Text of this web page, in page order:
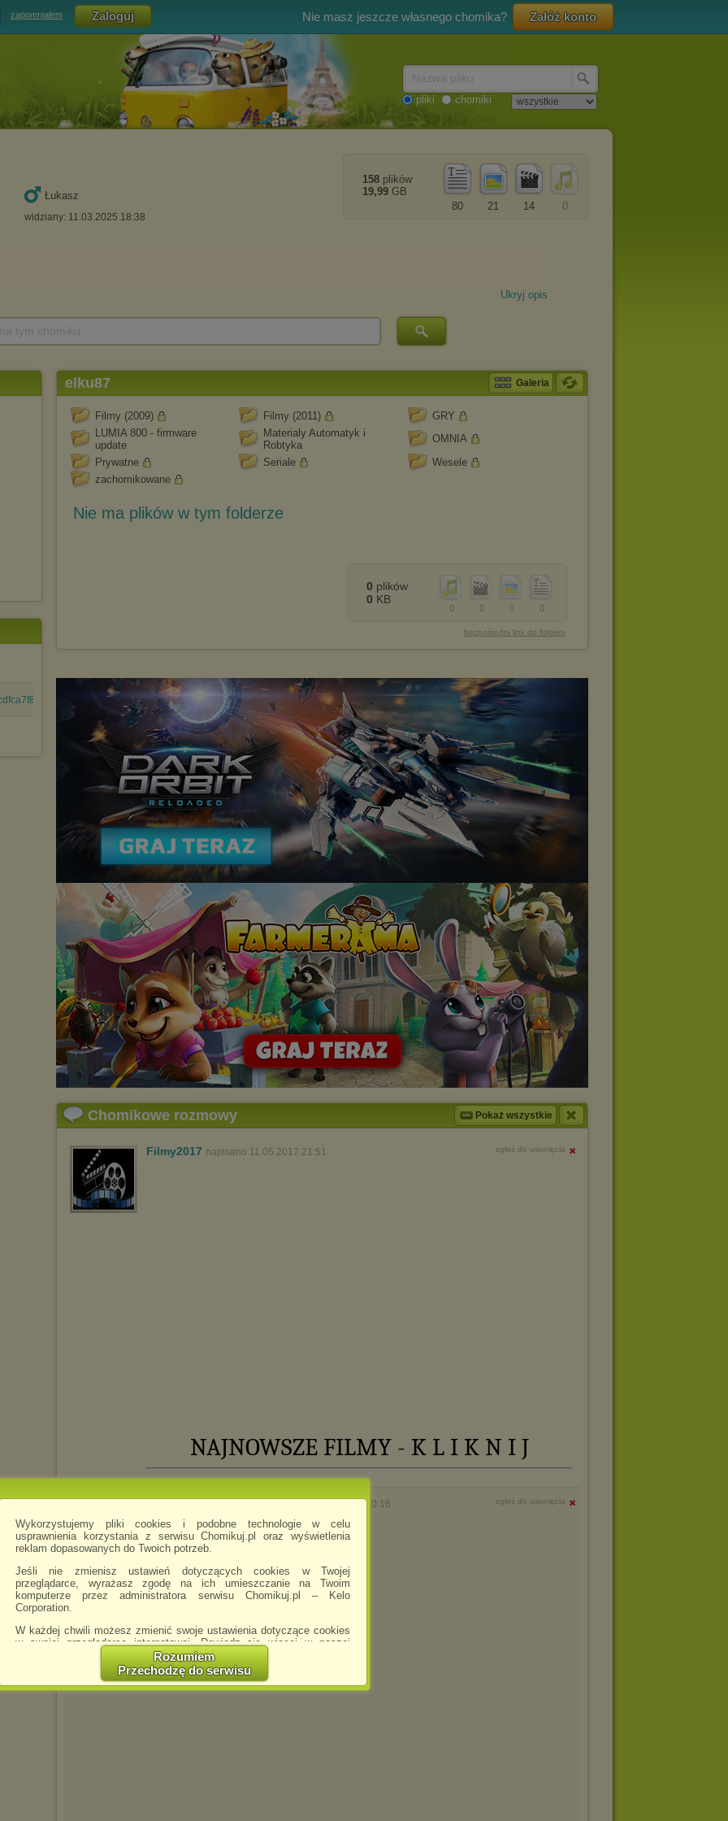
Wykorzystujemy pliki cookies i podobne technologie w celu
usprawnienia korzystania z serwisu Chomikuj.pl oraz wyświetlenia
reklam dopasowanych do Twoich potrzeb.
Jeśli nie zmienisz ustawień dotyczących cookies w Twojej
przeglądarce, wyrażasz zgodę na ich umieszczanie na Twoim
komputerze przez administratora serwisu Chomikuj.pl – Kelo
Corporation.
W każdej chwili możesz zmienić swoje ustawienia dotyczące cookies
w swojej przeglądarce internetowej. Dowiedz się więcej w naszej
http://chomikuj.pl/PolitykaPrywatnosci.aspx
Jednocześnie informujemy że zmiana ustawień przeglądarki może
spowodować ograniczenie korzystania ze strony Chomikuj.pl.
Rozumiem
Przechodzę do serwisu
zapomniałem Nie masz jeszcze własnego chomika? Załóż konto
pliki chomiki
Łukasz
widziany: 11.03.2025 18:38
0
14
21
80
158 plików
19,99 GB
Ukryj opis
elku87 Galeria
Filmy (2009) Filmy (2011)
GRY
LUMIA 800 - firmware
update
Materialy Automatyk i
Robtyka
OMNIA
Prywatne
Seriale
Wesele
zachomikowane
Nie ma plików w tym folderze
0
0
0
0
0 plików
0 KB
bezpośredni link do folderu
Chomikowe rozmowy Pokaż wszystkie
Filmy2017 napisano 11.05.2017 21:51 zgłoś do usunięcia
NAJNOWSZE FILMY - K L I K N I J
FILMY--2017chomikuj napisano 15.07.2017 20:16 zgłoś do usunięcia